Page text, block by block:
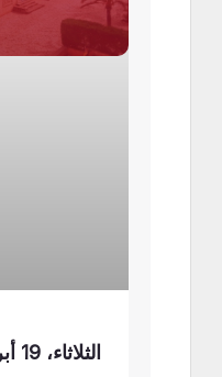
الثلاثاء، 19 أبريل 2011